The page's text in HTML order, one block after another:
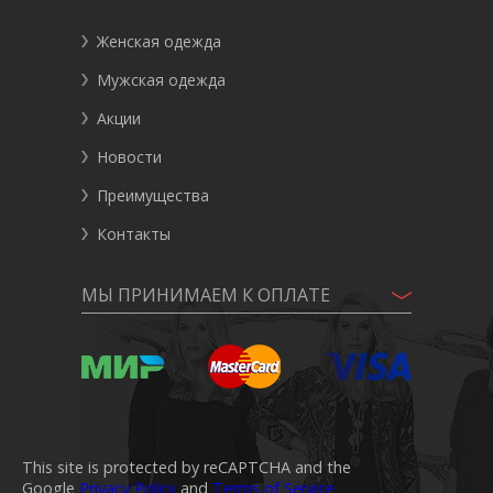
Женская одежда
Мужская одежда
Акции
Новости
Преимущества
Контакты
МЫ ПРИНИМАЕМ К ОПЛАТЕ
This site is protected by reCAPTCHA and the
Google Privacy Policy and Terms of Service